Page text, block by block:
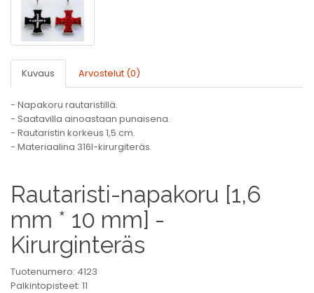
Kuvaus Arvostelut (0)
- Napakoru rautaristillä.
- Saatavilla ainoastaan punaisena.
- Rautaristin korkeus 1,5 cm.
- Materiaalina 316l-kirurgiteräs.
Rautaristi-napakoru [1,6
mm * 10 mm] -
Kirurginteräs
Tuotenumero: 4123
Palkintopisteet: 11